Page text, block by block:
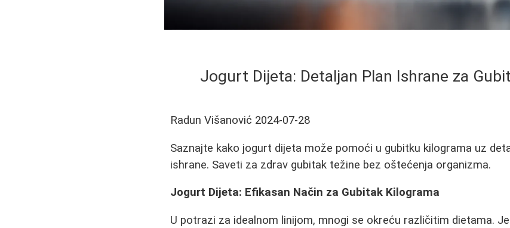
Jogurt Dijeta: Detaljan Plan Ishrane za
Radun Višanović 2024-07-28
Saznajte kako jogurt dijeta može pomoći u gubitku kilograma uz
ishrane. Saveti za zdrav gubitak težine bez oštećenja organizma.
Jogurt Dijeta: Efikasan Način za Gubitak Kilograma
U potrazi za idealnom linijom, mnogi se okreću različitim dietama.